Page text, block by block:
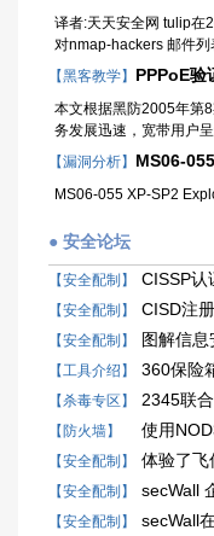
译者:天天安全网 tulip在
对nmap-hackers 邮件
【黑客教学】 PPPoE验
本文根据黑防2005年第
务发展迅速，宽带用户
【漏洞分析】 MS06-
MS06-055 XP-
● 安全论坛
【安全配制】 CISSP认
【安全配制】 CISD注
【安全配制】 图解信息
【工具介绍】 360保险
【杀毒专区】 2345联
【防火墙】 使用
【安全配制】 体验了飞
【安全配制】 secWall
【安全配制】 secWall